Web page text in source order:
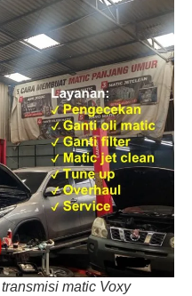
matic Voxy